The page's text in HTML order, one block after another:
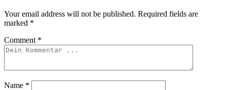
Your email address will not be published. Required fields are
marked *
Comment *
Name *